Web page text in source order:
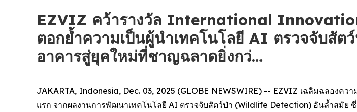
EZVIZ คว้ารางวัล International
ตอกย้ำความเป็นผู้นำเทคโนโลยี AI ตรวจจับสัต
อาคารสู่ยุคใหม่ที่ชาญฉลาดยิ่งกว่…
JAKARTA, Indonesia, Dec. 03, 2025 (GLOBE NEWSWIRE) -- EZVIZ เฉลิมฉลองค
แรก จากผลงานการพัฒนาเทคโนโลยี AI ตรวจจับสัตว์ป่า (Wildlife Detection) อันล้ำสมัย ซึ่